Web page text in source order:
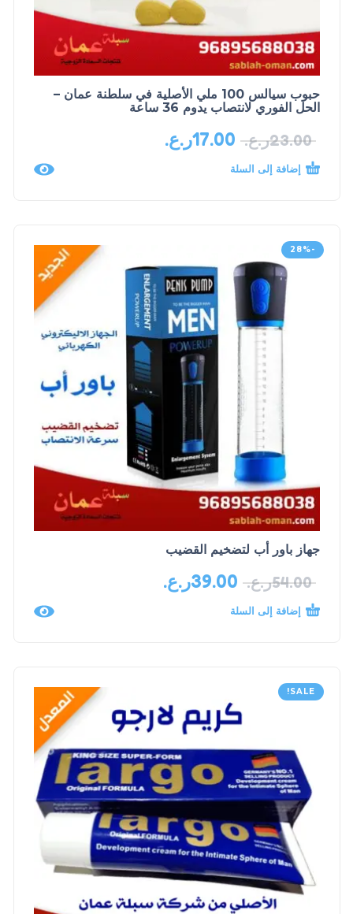
حبوب سيالس 100 ملي الأصلية في سلطنة عمان –
الحل الفوري لانتصاب يدوم 36 ساعة
23.00ر.ع. 17.00ر.ع.
إضافة إلى السلة
-28%
جهاز باور أب لتضخيم القضيب
54.00ر.ع. 39.00ر.ع.
إضافة إلى السلة
SALE!